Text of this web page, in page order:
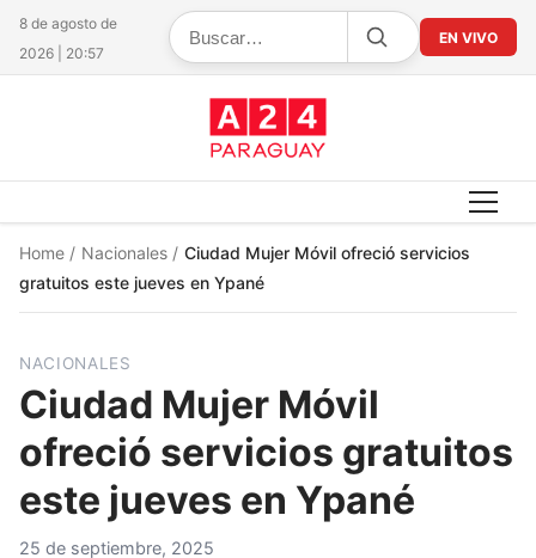
8 de agosto de
2026 | 20:57
EN VIVO
Home / Nacionales / Ciudad Mujer Móvil ofreció servicios
gratuitos este jueves en Ypané
NACIONALES
Ciudad Mujer Móvil
ofreció servicios gratuitos
este jueves en Ypané
25 de septiembre, 2025